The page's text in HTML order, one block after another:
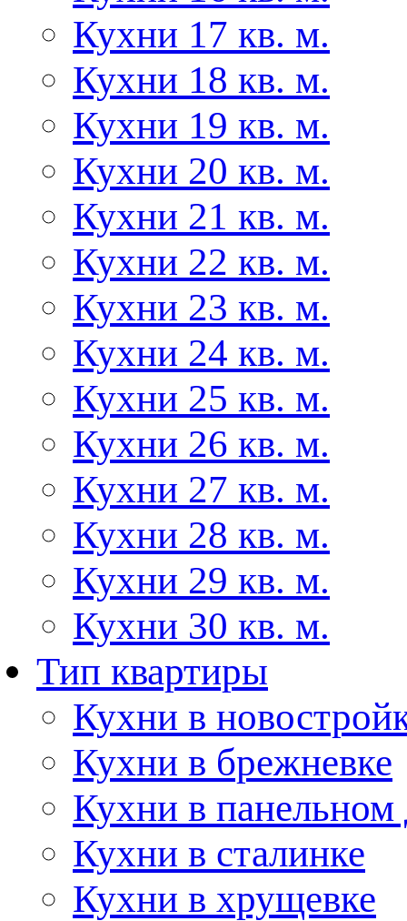
Кухни 17 кв. м.
Кухни 18 кв. м.
Кухни 19 кв. м.
Кухни 20 кв. м.
Кухни 21 кв. м.
Кухни 22 кв. м.
Кухни 23 кв. м.
Кухни 24 кв. м.
Кухни 25 кв. м.
Кухни 26 кв. м.
Кухни 27 кв. м.
Кухни 28 кв. м.
Кухни 29 кв. м.
Кухни 30 кв. м.
Тип квартиры
Кухни в
Кухни в брежневке
Кухни в панельном
Кухни в сталинке
Кухни в хрущевке